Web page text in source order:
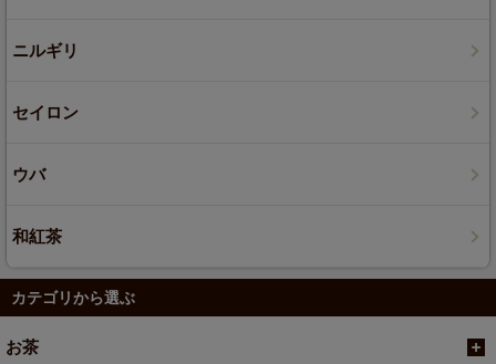
ニルギリ
セイロン
ウバ
和紅茶
カテゴリから選ぶ
お茶